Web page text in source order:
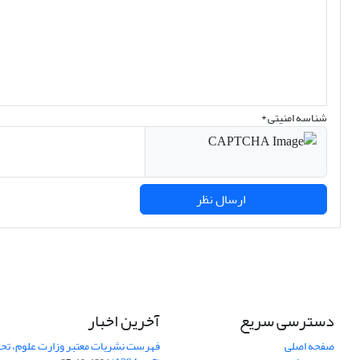
شناسه امنیتی *
دسترسی سریع
صفحه اصلی
آخرین اخبار
فهرست نشریات معتبر وزارت علوم،